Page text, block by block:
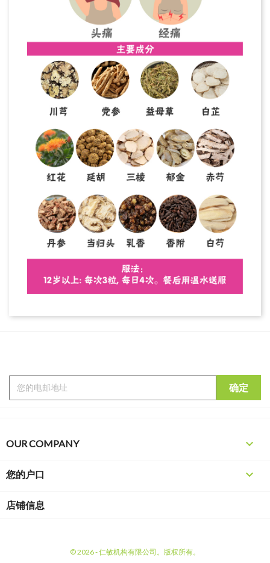
OUR COMPANY 
您的户口 
店铺信息
© 2026 - 仁敏机构有限公司。版权所有。